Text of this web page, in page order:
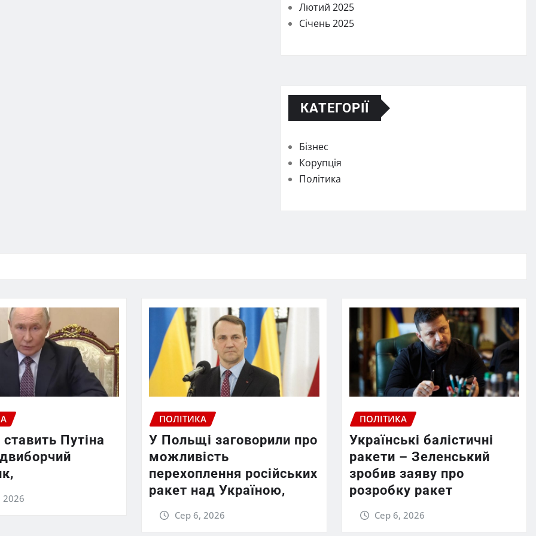
Лютий 2025
Січень 2025
КАТЕГОРІЇ
Бізнес
Корупція
Політика
ставить Путіна
2026
ПОЛІТИКА
У Польщі заговорили про
можливість
перехоплення російських
ракет над Україною,
Сер 6, 2026
ПОЛІТИКА
Українські балістичні
ракети – Зеленський
зробив заяву про
розробку ракет
Сер 6, 2026